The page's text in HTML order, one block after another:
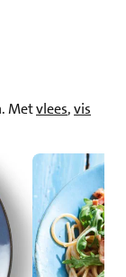
Metvlees,vis